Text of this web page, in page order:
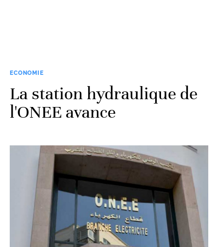
ECONOMIE
La station hydraulique de
l'ONEE avance